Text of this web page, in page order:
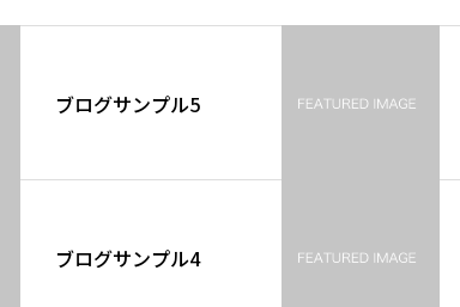
ブログサンプル5
ブログサンプル4